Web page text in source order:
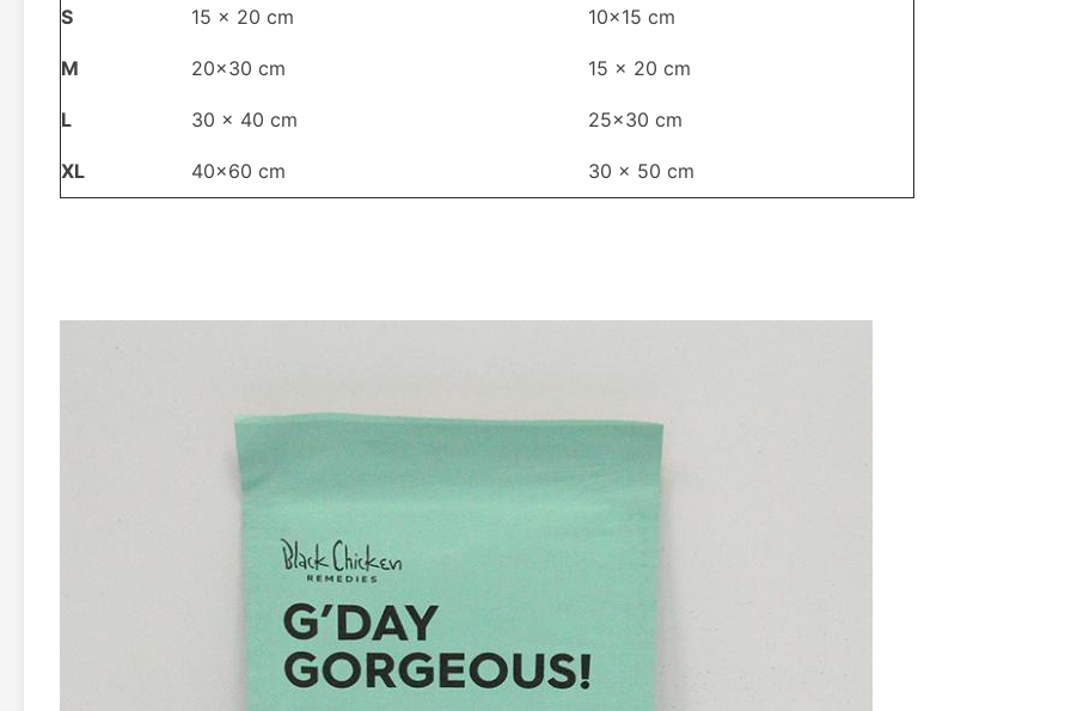
S 15 x 20 cm 10x15 cm
M 20x30 cm 15 x 20 cm
L 30 x 40 cm 25x30 cm
XL 40x60 cm 30 x 50 cm